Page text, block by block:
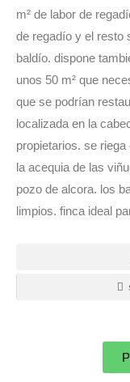
m² de labor de
de regadío y el resto
baldío. dispone
unos 50 m² que
que se podrían
localizada en la
propietarios. se
la acequia de las
pozo de alcora. los
limpios. finca ideal